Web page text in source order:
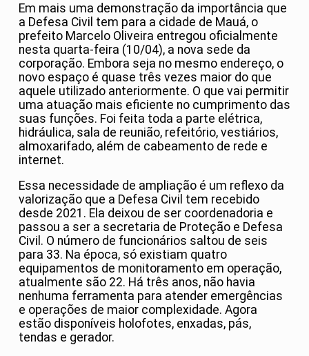
Em mais uma demonstração da importância que
a Defesa Civil tem para a cidade de Mauá, o
prefeito Marcelo Oliveira entregou oficialmente
nesta quarta-feira (10/04), a nova sede da
corporação. Embora seja no mesmo endereço, o
novo espaço é quase três vezes maior do que
aquele utilizado anteriormente. O que vai permitir
uma atuação mais eficiente no cumprimento das
suas funções. Foi feita toda a parte elétrica,
hidráulica, sala de reunião, refeitório, vestiários,
almoxarifado, além de cabeamento de rede e
internet.
Essa necessidade de ampliação é um reflexo da
valorização que a Defesa Civil tem recebido
desde 2021. Ela deixou de ser coordenadoria e
passou a ser a secretaria de Proteção e Defesa
Civil. O número de funcionários saltou de seis
para 33. Na época, só existiam quatro
equipamentos de monitoramento em operação,
atualmente são 22. Há três anos, não havia
nenhuma ferramenta para atender emergências
e operações de maior complexidade. Agora
estão disponíveis holofotes, enxadas, pás,
tendas e gerador.